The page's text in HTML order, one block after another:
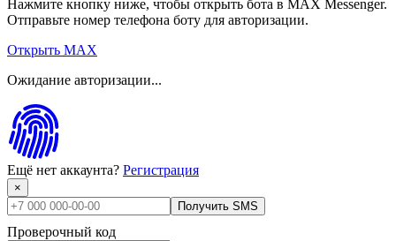
Нажмите кнопку ниже, чтобы открыть бота в MAX Messenger.
Отправьте номер телефона боту для авторизации.
Открыть MAX
Ожидание авторизации...
Ещё нет аккаунта? Регистрация
×
Получить SMS
Проверочный код